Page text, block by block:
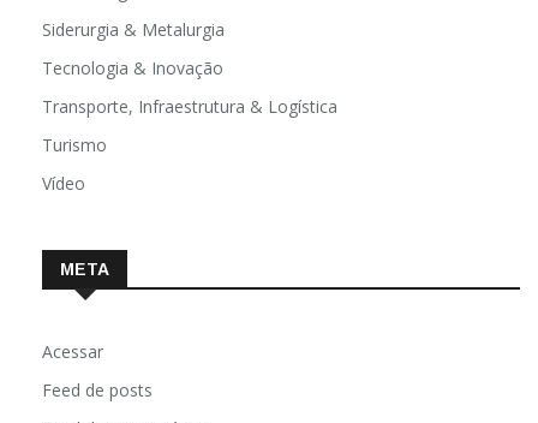
Siderurgia & Metalurgia
Tecnologia & Inovação
Transporte, Infraestrutura & Logística
Turismo
Vídeo
META
Acessar
Feed de posts